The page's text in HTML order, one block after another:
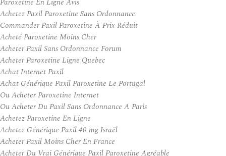
Achetez Paxil Paroxetine Sans Ordonnance
Commander Paxil Paroxetine À Prix Réduit
Acheté Paroxetine Moins Cher
Acheter Paxil Sans Ordonnance Forum
Acheter Paroxetine Ligne Quebec
Achat Internet Paxil
Achat Générique Paxil Paroxetine Le Portugal
Ou Acheter Paroxetine Internet
Ou Acheter Du Paxil Sans Ordonnance A Paris
Achetez Paroxetine En Ligne
Achetez Générique Paxil 40 mg Israël
Acheter Paxil Moins Cher En France
Acheter Du Vrai Générique Paxil Paroxetine Agréable